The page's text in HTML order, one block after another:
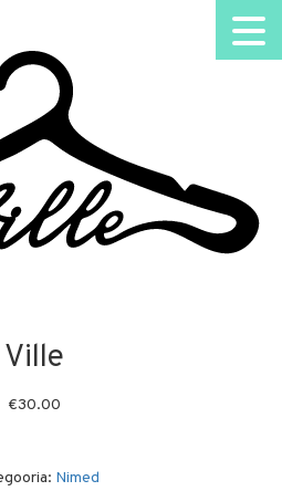
Ville
€30.00
Nimed